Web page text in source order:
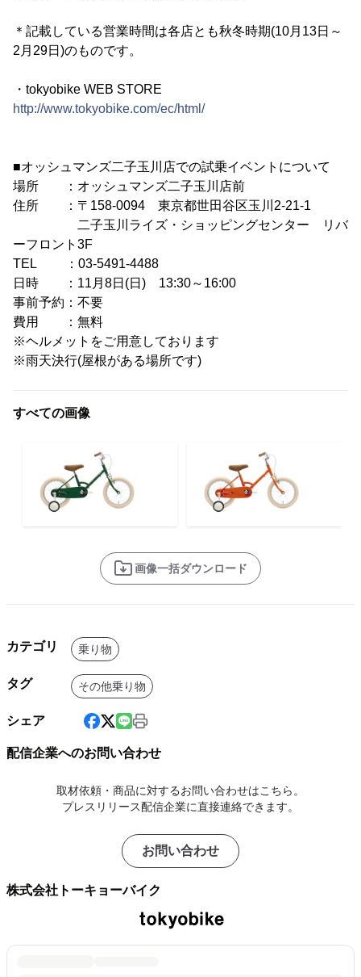
＊記載している営業時間は各店とも秋冬時期(10月13日～
2月29日)のものです。
・tokyobike WEB STORE
http://www.tokyobike.com/ec/html/
■オッシュマンズ二子玉川店での試乗イベントについて
場所 ：オッシュマンズ二子玉川店前
住所 ：〒158-0094 東京都世田谷区玉川2-21-1
二子玉川ライズ・ショッピングセンター リバ
ーフロント3F
TEL ：03-5491-4488
日時 ：11月8日(日) 13:30～16:00
事前予約：不要
費用 ：無料
※ヘルメットをご用意しております
※雨天決行(屋根がある場所です)
すべての画像
画像一括ダウンロード
カテゴリ 乗り物
タグ その他乗り物
シェア
配信企業へのお問い合わせ
取材依頼・商品に対するお問い合わせはこちら。
プレスリリース配信企業に直接連絡できます。
お問い合わせ
株式会社トーキョーバイク